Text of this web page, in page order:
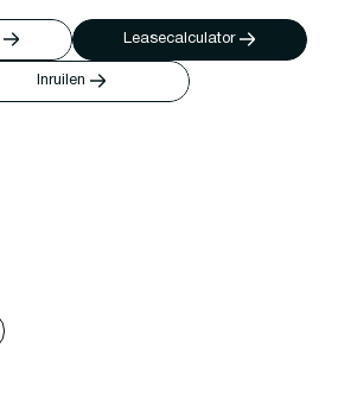
Leasecalculator
Inruilen